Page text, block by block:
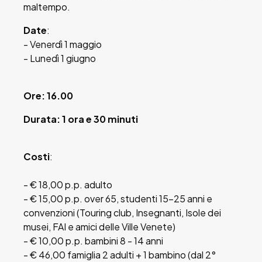
maltempo.
Date:
- Venerdì 1 maggio
- Lunedì 1 giugno
Ore: 16.00
Durata: 1 ora e 30 minuti
Costi:
- € 18,00 p.p. adulto
- € 15,00 p.p. over 65, studenti 15-25 anni e
convenzioni (Touring club, Insegnanti, Isole dei
musei, FAI e amici delle Ville Venete)
- € 10,00 p.p. bambini 8 - 14 anni
- € 46,00 famiglia 2 adulti + 1 bambino (dal 2°